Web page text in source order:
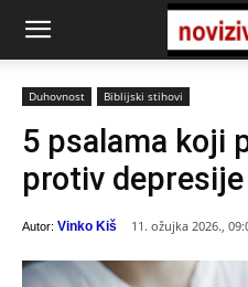
Duhovnost Biblijski stihovi
5 psalama koji
protiv depresije
Autor: Vinko Kiš 11. ožujka 2026.,